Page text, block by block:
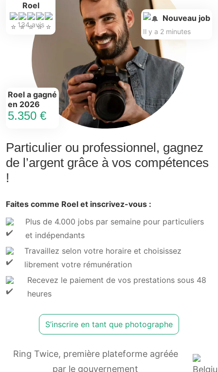
Particulier ou professionnel, gagnez
de l’argent grâce à vos compétences
!
Faites comme Roel et inscrivez-vous :
Plus de 4.000 jobs par semaine pour particuliers
et indépendants
Travaillez selon votre horaire et choisissez
librement votre rémunération
Recevez le paiement de vos prestations sous 48
heures
S’inscrire en tant que photographe
Roel
134 avis
Roel a gagné
en 2026
5.350 €
Nouveau job
Il y a 2 minutes
Ring Twice, première plateforme agréée
par le gouvernement